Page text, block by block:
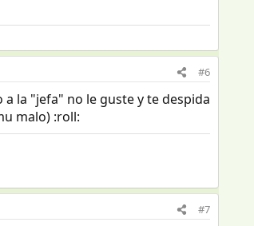
#6
la "jefa" no le guste y te despida
malo) :roll:
#7